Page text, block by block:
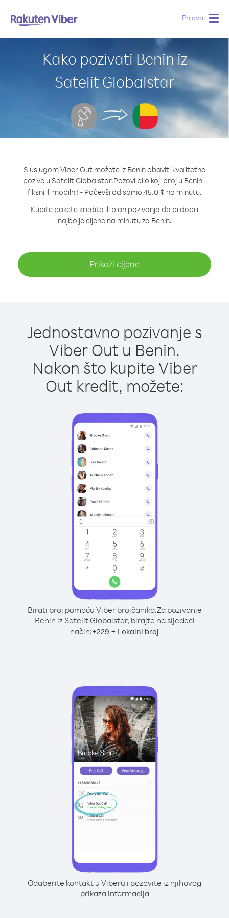
Prijava
Kako pozivati Benin iz
Satelit Globalstar
S uslugom Viber Out možete iz Benin obaviti kvalitetne
pozive u Satelit Globalstar.Pozovi bilo koji broj u Benin -
fiksni ili mobilni! - Počevši od samo 45.0 ¢ na minutu.
Kupite pakete kredita ili plan pozivanja da bi dobili
najbolje cijene na minutu za Benin.
Prikaži cijene
Jednostavno pozivanje s
Viber Out u Benin.
Nakon što kupite Viber
Out kredit, možete:
Birati broj pomoću Viber brojčanika.Za pozivanje
Benin iz Satelit Globalstar, birajte na sljedeći
način:+229 + Lokalni broj
Odaberite kontakt u Viberu i pozovite iz njihovog
prikaza informacija